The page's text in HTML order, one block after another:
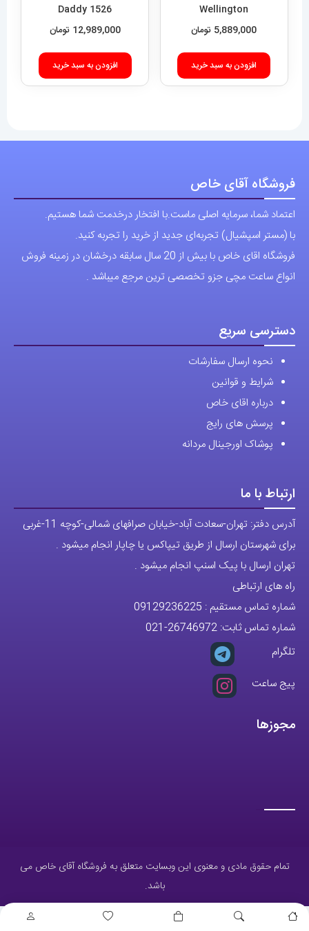
Wellington
5,889,000 تومان
افزودن به سبد خرید
Daddy 1526
12,989,000 تومان
افزودن به سبد خرید
فروشگاه آقای خاص
اعتماد شما، سرمایه اصلی ماست.با افتخار درخدمت شما هستیم.
با (مستر اسپشیال) تجربه‌ای جدید از خرید را تجربه کنید.
فروشگاه اقای خاص با بیش از 20 سال سابقه درخشان در زمینه فروش
انواع ساعت مچی جزو تخصصی ترین مرجع میباشد .
دسترسی سریع
نحوه ارسال سفارشات
شرایط و قوانین
درباره اقای خاص
پرسش های رایج
پوشاک اورجینال مردانه
ارتباط با ما
آدرس دفتر: تهران-سعادت آباد-خیابان صرافهای شمالی-کوچه 11-غربی
برای شهرستان ارسال از طریق تیپاکس یا چاپار انجام میشود .
تهران ارسال با پیک اسنپ انجام میشود .
راه های ارتباطی
شماره تماس مستقیم : 09129236225
شماره تماس ثابت: 26746972
-021
تلگرام
پیج ساعت
مجوزها
تمام حقوق مادی و معنوی این وبسایت متعلق به فروشگاه آقای خاص می
باشد.